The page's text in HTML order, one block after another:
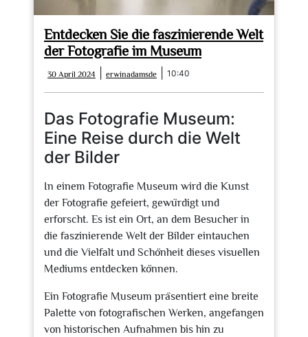
Entdecken Sie die faszinierende Welt
der Fotografie im Museum
30 April 2024
April
2024
erwinadamsde erwinadamsde
10:40
Das Fotografie Museum:
Eine Reise durch die Welt
der Bilder
In einem Fotografie Museum wird die Kunst
der Fotografie gefeiert, gewürdigt und
erforscht. Es ist ein Ort, an dem Besucher in
die faszinierende Welt der Bilder eintauchen
und die Vielfalt und Schönheit dieses visuellen
Mediums entdecken können.
Ein Fotografie Museum präsentiert eine breite
Palette von fotografischen Werken, angefangen
von historischen Aufnahmen bis hin zu